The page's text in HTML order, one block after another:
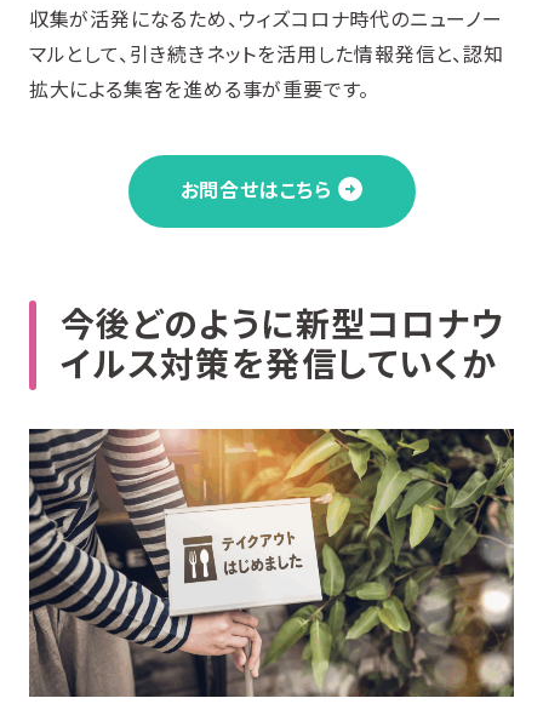
収集が活発になるため、ウィズコロナ時代のニューノー
マルとして、引き続きネットを活用した情報発信と、認知
拡大による集客を進める事が重要です。
お問合せはこちら
今後どのように新型コロナウ
イルス対策を発信していくか